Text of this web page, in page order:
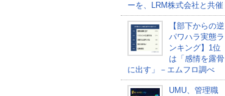
ーを、LRM株式会社と共催
【部下からの逆
パワハラ実態ラ
ンキング】1位
は「感情を露骨
に出す」－エムフロ調べ
UMU、管理職